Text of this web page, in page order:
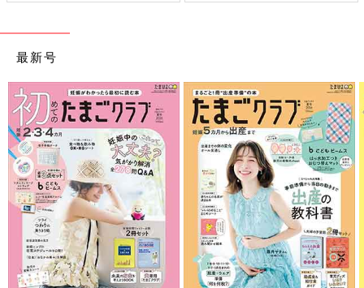
最新号